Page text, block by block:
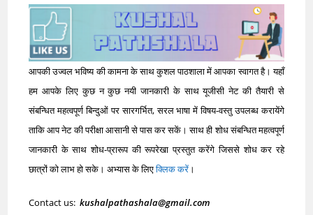
आपकी उज्वल भविष्य की कामना के साथ कुशल पाठशाला में आपका स्वागत है। यहाँ
हम आपके लिए कुछ न कुछ नयी जानकारी के साथ यूजीसी नेट की तैयारी से
संबन्धित महत्वपूर्ण बिन्दुओं पर सारगर्भित, सरल भाषा में विषय-वस्तु उपलब्ध करायेंगे
ताकि आप नेट की परीक्षा आसानी से पास कर सकें। साथ ही शोध संबन्धित महत्वपूर्ण
जानकारी के साथ शोध-प्रारूप की रूपरेखा प्रस्तुत करेंगे जिससे शोध कर रहे
छात्रों को लाभ हो सके। अभ्यास के लिएक्लिक करें ।
Contact us:kushalpathashala@gmail.com